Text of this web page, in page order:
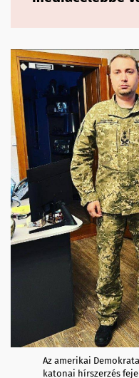
Az amerikai
katonai hírszerzés